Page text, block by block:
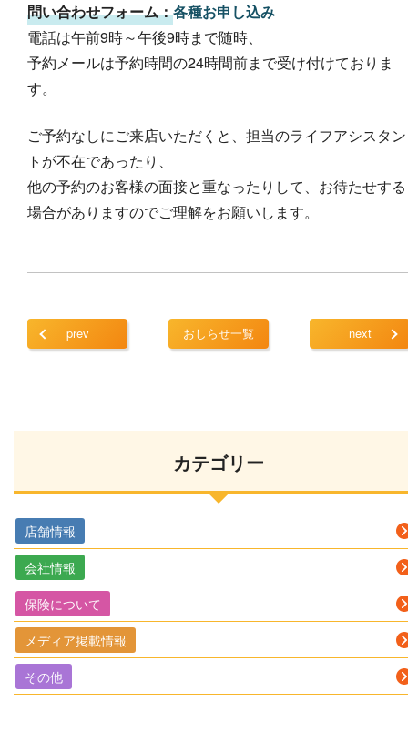
問い合わせフォーム：各種お申し込み
電話は午前9時～午後9時まで随時、
予約メールは予約時間の24時間前まで受け付けておりま
す。
ご予約なしにご来店いただくと、担当のライフアシスタン
トが不在であったり、
他の予約のお客様の面接と重なったりして、お待たせする
場合がありますのでご理解をお願いします。
prev おしらせ一覧 next
カテゴリー
店舗情報
会社情報
保険について
メディア掲載情報
その他